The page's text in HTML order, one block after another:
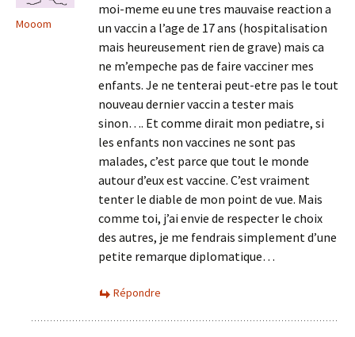
Mooom
moi-meme eu une tres mauvaise reaction a
un vaccin a l’age de 17 ans (hospitalisation
mais heureusement rien de grave) mais ca
ne m’empeche pas de faire vacciner mes
enfants. Je ne tenterai peut-etre pas le tout
nouveau dernier vaccin a tester mais
sinon…. Et comme dirait mon pediatre, si
les enfants non vaccines ne sont pas
malades, c’est parce que tout le monde
autour d’eux est vaccine. C’est vraiment
tenter le diable de mon point de vue. Mais
comme toi, j’ai envie de respecter le choix
des autres, je me fendrais simplement d’une
petite remarque diplomatique…
Répondre